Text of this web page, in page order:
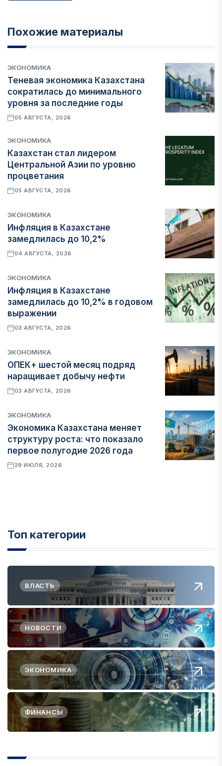
Похожие материалы
ЭКОНОМИКА
Теневая экономика Казахстана
сократилась до минимального
уровня за последние годы
05 АВГУСТА, 2026
ЭКОНОМИКА
Казахстан стал лидером
Центральной Азии по уровню
процветания
05 АВГУСТА, 2026
ЭКОНОМИКА
Инфляция в Казахстане
замедлилась до 10,2%
04 АВГУСТА, 2026
ЭКОНОМИКА
Инфляция в Казахстане
замедлилась до 10,2% в годовом
выражении
03 АВГУСТА, 2026
ЭКОНОМИКА
ОПЕК+ шестой месяц подряд
наращивает добычу нефти
03 АВГУСТА, 2026
ЭКОНОМИКА
Экономика Казахстана меняет
структуру роста: что показало
первое полугодие 2026 года
29 ИЮЛЯ, 2026
Топ категории
ВЛАСТЬ
НОВОСТИ
ЭКОНОМИКА
ФИНАНСЫ